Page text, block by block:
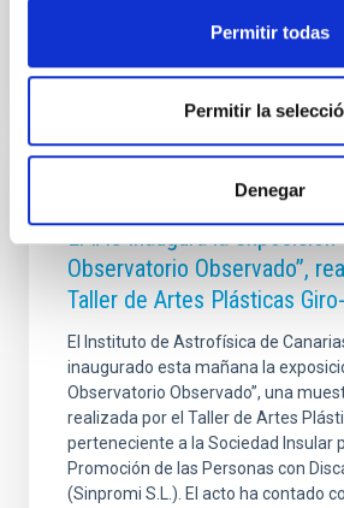
Permitir todas
Permitir la
Denegar
El IAC inaugura la exposición
Observatorio Observado”,
Taller de Artes Plásticas
El Instituto de Astrofísica de
inaugurado esta mañana la
Observatorio Observado”, una
realizada por el Taller de Artes
perteneciente a la Sociedad Insular
Promoción de las Personas con
(Sinpromi S.L.). El acto ha contado